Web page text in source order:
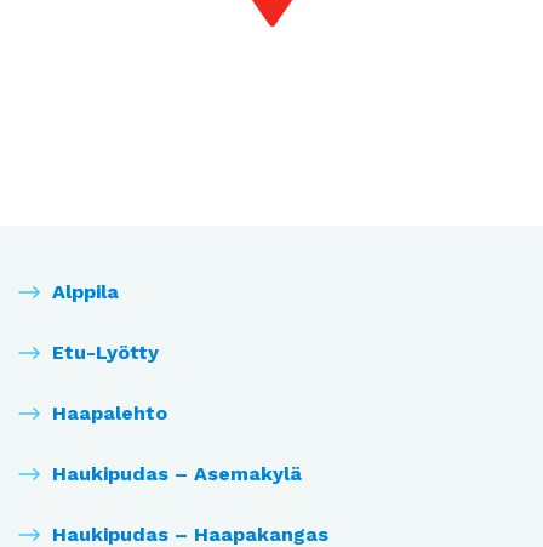
Alppila
Etu-Lyötty
Haapalehto
Haukipudas – Asemakylä
Haukipudas – Haapakangas